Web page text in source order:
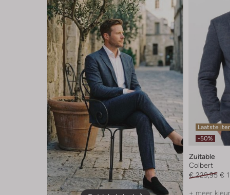
Laatste
-50%
Zuitable
Colbert
€ 229,95 €
+ meer